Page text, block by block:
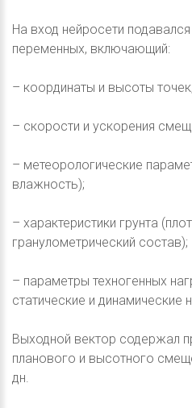
На вход нейросети
переменных, включающий:
– координаты и высоты точек;
– скорости и ускорения
– метеорологические
влажность);
– характеристики грунта
гранулометрический состав);
– параметры техногенных
статические и динамические
Выходной вектор содержал
планового и высотного
дн.